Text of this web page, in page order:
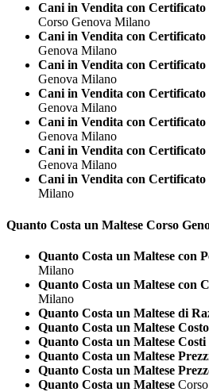
Cani in Vendita con Certificato
Corso Genova Milano
Cani in Vendita con Certificato
Genova Milano
Cani in Vendita con Certificato
Genova Milano
Cani in Vendita con Certificato
Genova Milano
Cani in Vendita con Certificato
Genova Milano
Cani in Vendita con Certificato
Genova Milano
Cani in Vendita con Certificato
Milano
Quanto Costa un Maltese Corso
Quanto Costa un Maltese con
Milano
Quanto Costa un Maltese con
Milano
Quanto Costa un Maltese di
Quanto Costa un Maltese Costo
Quanto Costa un Maltese Costi
Quanto Costa un Maltese
Quanto Costa un Maltese
Quanto Costa un Maltese